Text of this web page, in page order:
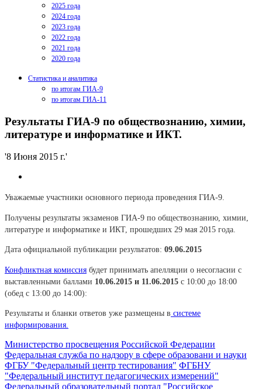
2025 года
2024 года
2023 года
2022 года
2021 года
2020 года
Статистика и аналитика
по итогам ГИА-9
по итогам ГИА-11
Результаты ГИА-9 по обществознанию, химии,
литературе и информатике и ИКТ.
'8 Июня 2015 г.'
Уважаемые участники основного периода проведения ГИА-9.
Получены результаты экзаменов ГИА-9 по обществознанию, химии,
литературе и информатике и ИКТ, прошедших 29 мая 2015 года.
Дата официальной публикации результатов: 09.06.2015
Конфликтная комиссия будет принимать апелляции о несогласии с
выставленными баллами 10.06.2015 и 11.06.2015 с 10:00 до 18:00
(обед с 13:00 до 14:00):
Результаты и бланки ответов уже размещены в системе
информирования.
Министерство просвещения Российской Федерации
Федеральная служба по надзору в сфере образовани и науки
ФГБУ "Федеральный центр тестирования" ФГБНУ
"Федеральный институт педагогических измерений"
Федеральный образовательный портал "Российское